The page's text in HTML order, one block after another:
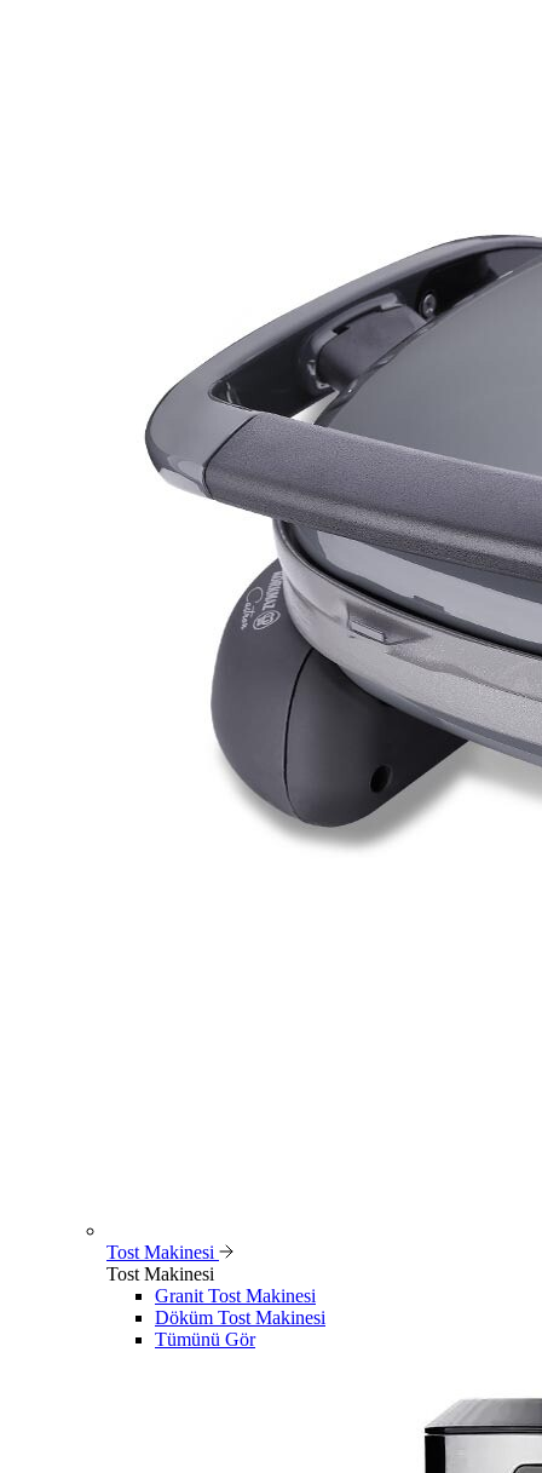
Tost Makinesi
Tost Makinesi
Granit Tost Makinesi
Döküm Tost Makinesi
Tümünü Gör